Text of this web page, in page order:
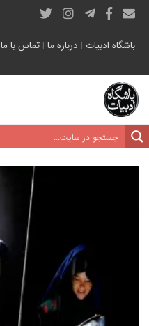
باشگاه ادبیات | درباره ما | تماس با ما